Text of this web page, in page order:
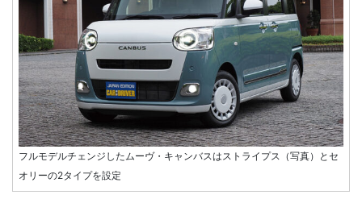
フルモデルチェンジしたムーヴ・キャンバスはストライプス（写真）とセ
オリーの2タイプを設定